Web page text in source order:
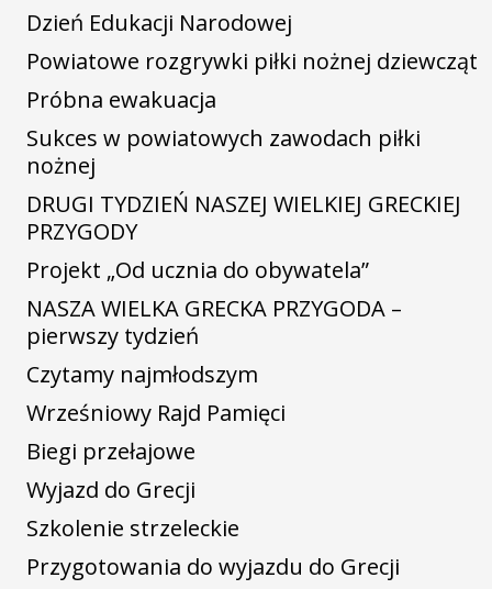
Dzień Edukacji Narodowej
Powiatowe rozgrywki piłki nożnej dziewcząt
Próbna ewakuacja
Sukces w powiatowych zawodach piłki
nożnej
DRUGI TYDZIEŃ NASZEJ WIELKIEJ GRECKIEJ
PRZYGODY
Projekt „Od ucznia do obywatela”
NASZA WIELKA GRECKA PRZYGODA –
pierwszy tydzień
Czytamy najmłodszym
Wrześniowy Rajd Pamięci
Biegi przełajowe
Wyjazd do Grecji
Szkolenie strzeleckie
Przygotowania do wyjazdu do Grecji